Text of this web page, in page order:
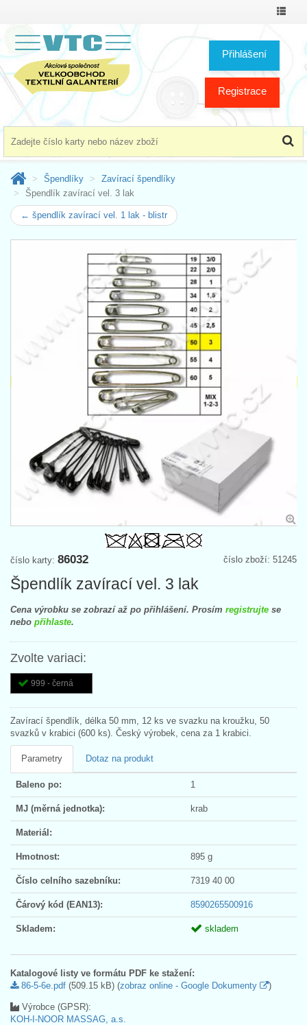
Přihlášení
Registrace
Špendlíky
Zavírací špendlíky
Špendlík zavírací vel. 3 lak
← špendlík zavírací vel. 1 lak - blistr
číslo zboží: 51245
číslo karty: 86032
Špendlík zavírací vel. 3 lak
Cena výrobku se zobrazí až po přihlášení. Prosím registrujte se
nebo přihlaste.
Zvolte variaci:
999 - černá
Zavírací špendlík, délka 50 mm, 12 ks ve svazku na kroužku, 50
svazků v krabici (600 ks). Český výrobek, cena za 1 krabici.
Parametry Dotaz na produkt
Baleno po: 1
MJ (měrná jednotka): krab
Materiál:
Hmotnost: 895 g
Číslo celního sazebníku: 7319 40 00
Čárový kód (EAN13): 8590265500916
Skladem: skladem
Katalogové listy ve formátu PDF ke stažení:
86-5-6e.pdf (509.15 kB) (zobraz online - Google Dokumenty )
Výrobce (GPSR):
KOH-I-NOOR MASSAG, a.s.